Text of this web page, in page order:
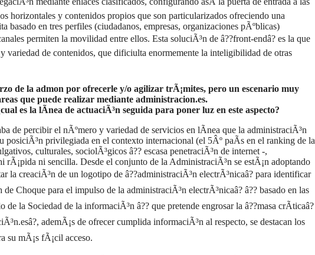
horizontales y contenidos propios que son particularizados ofreciendo una
basado en tres perfiles (ciudadanos, empresas, organizaciones pÃºblicas)
permiten la movilidad entre ellos. Esta soluciÃ³n de â??front-endâ? es la que
variedad de contenidos, que dificiulta enormemente la inteligibilidad de otras
de la admon por ofrecerle y/o agilizar trÃ¡mites, pero un escenario muy
que puede realizar mediante administracion.es.
es la lÃ­nea de actuaciÃ³n seguida para poner luz en este aspecto?
de percibir el nÃºmero y variedad de servicios en lÃ­nea que la administraciÃ³n
privilegiada en el contexto internacional (el 5Âº paÃ­s en el ranking de la
culturales, sociolÃ³gicos â?? escasa penetraciÃ³n de internet -,
rÃ¡pida ni sencilla. Desde el conjunto de la AdministraciÃ³n se estÃ¡n adoptando
la creaciÃ³n de un logotipo de â??administraciÃ³n electrÃ³nicaâ? para identificar
Choque para el impulso de la administraciÃ³n electrÃ³nicaâ? â?? basado en las
la Sociedad de la informaciÃ³n â?? que pretende engrosar la â??masa crÃ­ticaâ?
ademÃ¡s de ofrecer cumplida informaciÃ³n al respecto, se destacan los
su mÃ¡s fÃ¡cil acceso.